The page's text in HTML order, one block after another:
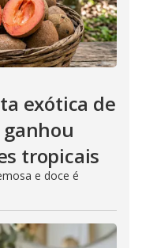
exótica de
tropicais
e doce é